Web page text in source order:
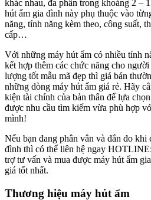
khác nhau, đa phần trong khoảng 2 –
hút ẩm gia đình này phụ thuộc vào
năng, tính năng kèm theo, công suất,
cấp…
Với những máy hút ẩm có nhiều tính
kết hợp thêm các chức năng cho
lượng tốt mẫu mã đẹp thì giá bán
những dòng máy hút ẩm giá rẻ. Hãy
kiện tài chính của bản thân để lựa
được nhu cầu tìm kiếm vừa phù hợp
mình!
Nếu bạn đang phân vân và đắn đo khi
đình thì có thể liên hệ ngay HOTLINE:
trợ tư vấn và mua được máy hút ẩm
giá tốt nhất.
Thương hiệu máy hút ẩm